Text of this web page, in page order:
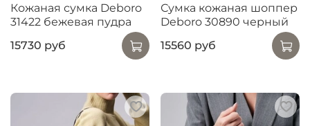
Кожаная сумка Deboro
31422 бежевая пудра
15730 руб
Сумка кожаная шоппер
Deboro 30890 черный
15560 руб